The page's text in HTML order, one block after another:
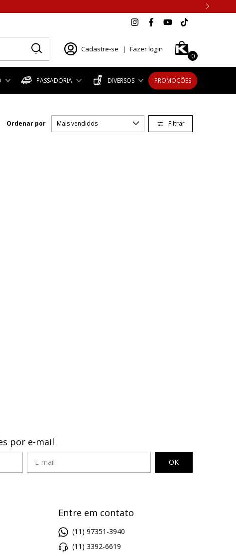
Cadastre-se | Fazer login
0
PASSADORIA DIVERSOS PROMOÇÕES
Ordenar por Filtrar
por e-mail
Entre em contato
(11) 97351-3940
(11) 3392-6619